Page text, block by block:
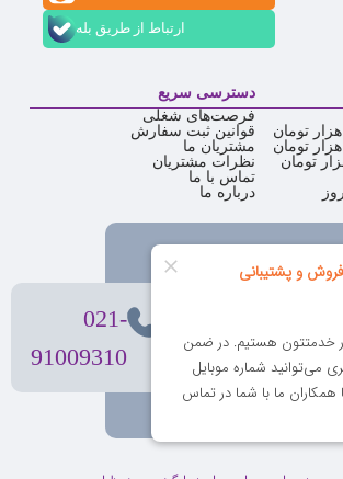
ارتباط از طریق بله
دسترسی سریع
فرصت‌های شغلی
قوانین ثبت سفارش
مشتریان ما
نظرات مشتریان
تماس با ما
درباره ما
بالاتر از بهشتی،
پلاک 12
021-
91009310